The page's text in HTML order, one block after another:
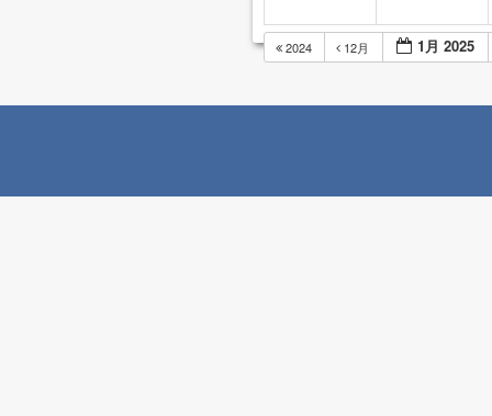
2024 12月 1月 2025